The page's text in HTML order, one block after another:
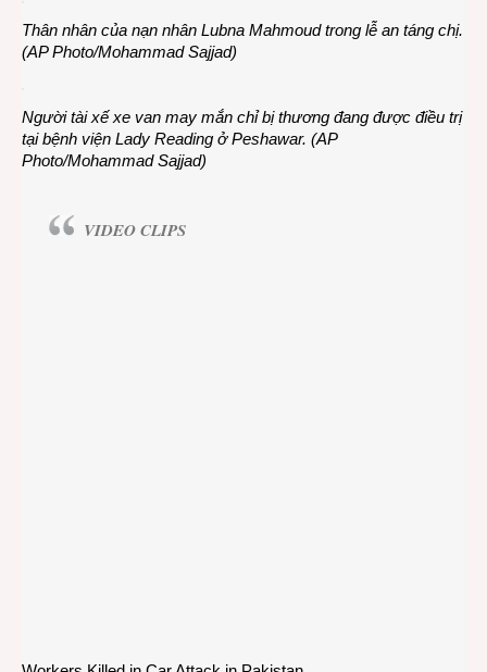
Thân nhân của nạn nhân Lubna Mahmoud trong lễ an táng chị.
(AP Photo/Mohammad Sajjad)
Người tài xế xe van may mắn chỉ bị thương đang được điều trị
tại bệnh viện Lady Reading ở Peshawar. (AP
Photo/Mohammad Sajjad)
VIDEO CLIPS